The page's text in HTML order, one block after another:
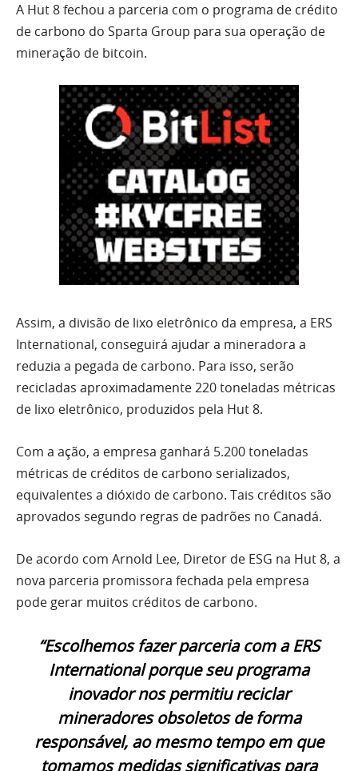
A Hut 8 fechou a parceria com o programa de crédito
de carbono do Sparta Group para sua operação de
mineração de bitcoin.
Assim, a divisão de lixo eletrônico da empresa, a ERS
International, conseguirá ajudar a mineradora a
reduzia a pegada de carbono. Para isso, serão
recicladas aproximadamente 220 toneladas métricas
de lixo eletrônico, produzidos pela Hut 8.
Com a ação, a empresa ganhará 5.200 toneladas
métricas de créditos de carbono serializados,
equivalentes a dióxido de carbono. Tais créditos são
aprovados segundo regras de padrões no Canadá.
De acordo com Arnold Lee, Diretor de ESG na Hut 8, a
nova parceria promissora fechada pela empresa
pode gerar muitos créditos de carbono.
“Escolhemos fazer parceria com a ERS
International porque seu programa
inovador nos permitiu reciclar
mineradores obsoletos de forma
responsável, ao mesmo tempo em que
tomamos medidas significativas para